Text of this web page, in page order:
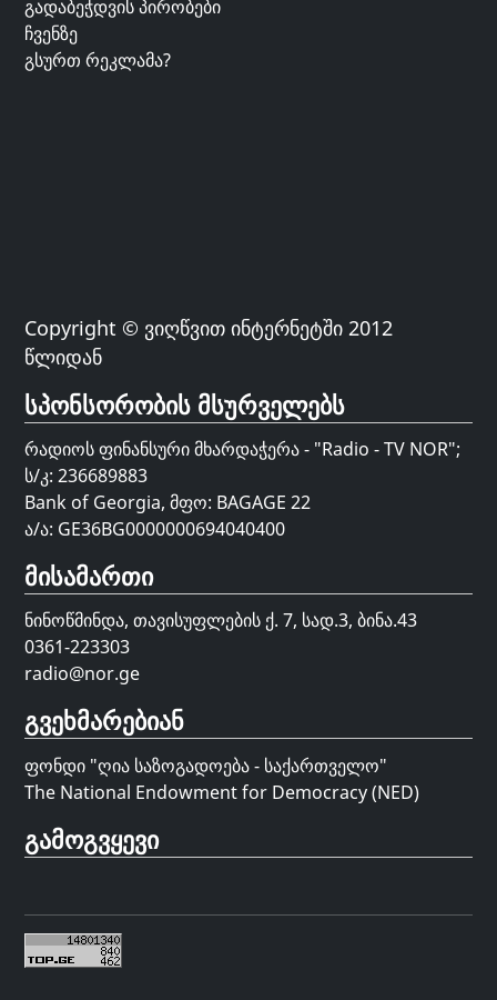
გადაბეჭდვის პირობები
ჩვენზე
გსურთ რეკლამა?
Copyright © ვიღწვით ინტერნეტში 2012
წლიდან
სპონსორობის მსურველებს
რადიოს ფინანსური მხარდაჭერა - "Radio - TV NOR";
ს/კ: 236689883
Bank of Georgia, მფო: BAGAGE 22
ა/ა: GE36BG0000000694040400
მისამართი
ნინოწმინდა, თავისუფლების ქ. 7, სად.3, ბინა.43
0361-223303
radio@nor.ge
გვეხმარებიან
ფონდი "ღია საზოგადოება - საქართველო"
The National Endowment for Democracy (NED)
გამოგვყევი